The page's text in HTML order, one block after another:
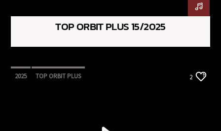
TOP ORBIT PLUS 15/2025
2025 TOP ORBIT PLUS 2